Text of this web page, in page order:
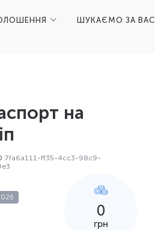
ШУКАЄМО ЗА ВАС
на
7fa6a111-ff35-4cc3-98c9-
0
грн